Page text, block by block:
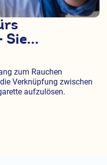
Sie...
zum Rauchen
Verknüpfung zwischen
aufzulösen.